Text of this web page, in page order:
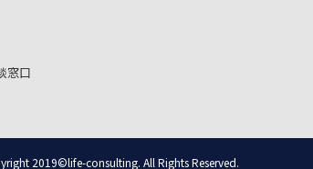
窓口
2019©life-consulting. All Rights Reserved.